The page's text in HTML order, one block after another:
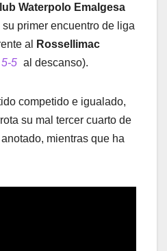
Waterpolo Emalgesa
su primer encuentro de liga
al
Rossellimac
5-5 al descanso).
competido e igualado,
su mal tercer cuarto de
mientras que ha